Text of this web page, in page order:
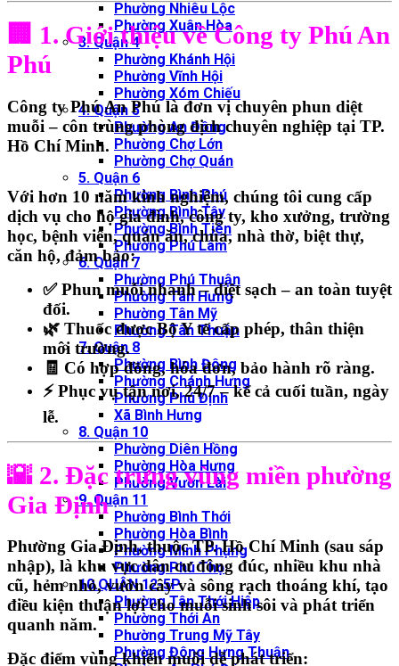
Phường Nhiêu Lộc
Phường Xuân Hòa
3. Quận 4
Phường Khánh Hội
Phường Vĩnh Hội
Phường Xóm Chiếu
4. Quận 5
Phường An Đông
Phường Chợ Lớn
Phường Chợ Quán
5. Quận 6
Phường Bình Phú
Phường Bình Tây
Phường Bình Tiên
Phường Phú Lâm
6. Quận 7
Phường Phú Thuận
Phường Tân Hưng
Phường Tân Mỹ
Phường Tân Thuận
7. Quận 8
Phường Bình Đông
Phường Chánh Hưng
Phường Phú Định
Xã Bình Hưng
8. Quận 10
Phường Diên Hồng
Phường Hòa Hưng
Phường Vườn Lài
9. Quận 11
Phường Bình Thới
Phường Hòa Bình
Phường Minh Phụng
Phường Phú Thọ
10.QUẬN 12-5P
Phường Tân Thới Hiệp
Phường Thới An
Phường Trung Mỹ Tây
Phường Đông Hưng Thuận
🏢 1. Giới thiệu về Công ty Phú An
Phú
Công ty Phú An Phúlà đơn vịchuyên phun diệt
muỗi – côn trùng phòng dịch chuyên nghiệp tại TP.
Hồ Chí Minh.
Với hơn 10 năm kinh nghiệm, chúng tôi cung cấp
dịch vụ cho hộ gia đình, công ty, kho xưởng, trường
học, bệnh viện, quán ăn, chùa, nhà thờ, biệt thự,
căn hộ, đảm bảo:
✅Phun muỗi nhanh – diệt sạch – an toàn tuyệt
đối.
🌿 Thuốc được Bộ Y tế cấp phép, thân thiện
môi trường.
🧾 Có hợp đồng, hóa đơn, bảo hành rõ ràng.
⚡Phục vụ tận nơi, 24/7 – kể cả cuối tuần, ngày
lễ.
🌇 2. Đặc trưng vùng miền phường
Gia Định
Phường Gia Định, thuộcTP. Hồ Chí Minh (sau sáp
nhập), là khu vựcdân cư đông đúc, nhiều khu nhà
cũ, hẻm nhỏ, vườn cây và sông rạch thoáng khí, tạo
điều kiện thuận lợi chomuỗi sinh sôi và phát triển
quanh năm.
Đặc điểm vùng khiến muỗi dễ phát triển: